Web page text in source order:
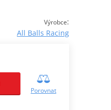
Výrobce:
All Balls Racing
Porovnat